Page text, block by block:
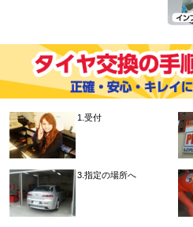
1.受付
3.指定の場所へ